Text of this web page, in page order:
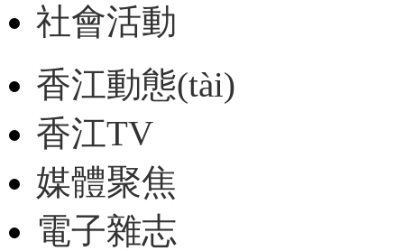
社會活動
香江動態(tài)
香江TV
媒體聚焦
電子雜志